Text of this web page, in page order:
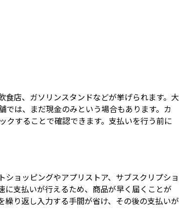
店、ガソリンスタンドなどが挙げられます。大
は、まだ現金のみという場合もあります。カ
クすることで確認できます。支払いを行う前に
ョッピングやアプリストア、サブスクリプショ
に支払いが行えるため、商品が早く届くことが
り返し入力する手間が省け、その後の支払いが